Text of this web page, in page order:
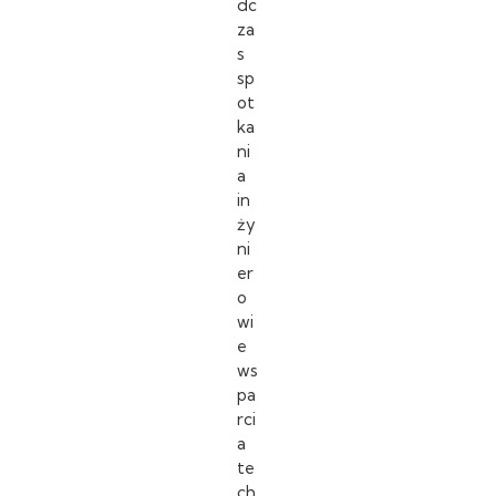
dc
za
s
sp
ot
ka
ni
a
in
ży
ni
er
o
wi
e
ws
pa
rci
a
te